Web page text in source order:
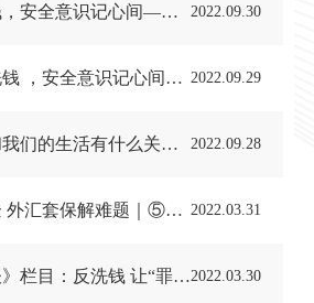
人人了解反洗钱，安全意识记心间——打击地下钱庄犯罪篇 2022.09.30
【人人了解反洗钱 ，安全意识记心间】反洗钱典型案例解析 2022.09.29
什么是洗钱？和我们的生活有什么关系？ | 反洗钱宣传月知识普及课堂 2022.09.28
风险中性传万企 外汇套保解难题｜⑤汇率波动不可测 套期保值上上策 2022.03.31
央视《焦点访谈》栏目：反洗钱 让“罪”与“赃”无处可藏2022.03.30